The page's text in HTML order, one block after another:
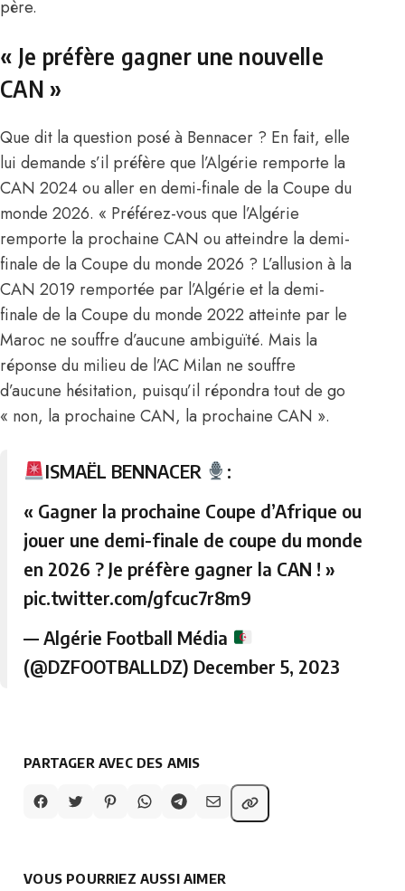
père.
« Je préfère gagner une nouvelle
CAN »
Que dit la question posé à Bennacer ? En fait, elle
lui demande s’il préfère que l’Algérie remporte la
CAN 2024 ou aller en demi-finale de la Coupe du
monde 2026. « Préférez-vous que l’Algérie
remporte la prochaine CAN ou atteindre la demi-
finale de la Coupe du monde 2026 ? L’allusion à la
CAN 2019 remportée par l’Algérie et la demi-
finale de la Coupe du monde 2022 atteinte par le
Maroc ne souffre d’aucune ambiguïté. Mais la
réponse du milieu de l’AC Milan ne souffre
d’aucune hésitation, puisqu’il répondra tout de go
« non, la prochaine CAN, la prochaine CAN ».
ISMAËL BENNACER
:
« Gagner la prochaine Coupe d’Afrique ou
jouer une demi-finale de coupe du monde
en 2026 ? Je préfère gagner la CAN ! »
pic.twitter.com/gfcuc7r8m9
— Algérie Football Média
(@DZFOOTBALLDZ) December 5, 2023
PARTAGER AVEC DES AMIS
VOUS POURRIEZ AUSSI AIMER